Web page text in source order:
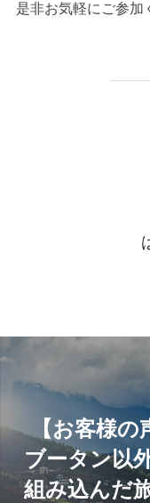
是非お気軽にご参加
投
稿
ナ
ビ
【お客様の
ブータン以
組み込んだ